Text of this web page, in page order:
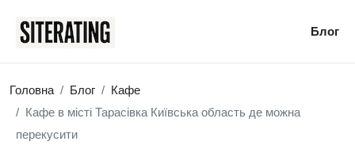
Блог
Головна Блог
Кафе
Кафе в місті Тарасівка Київська область де можна
перекусити